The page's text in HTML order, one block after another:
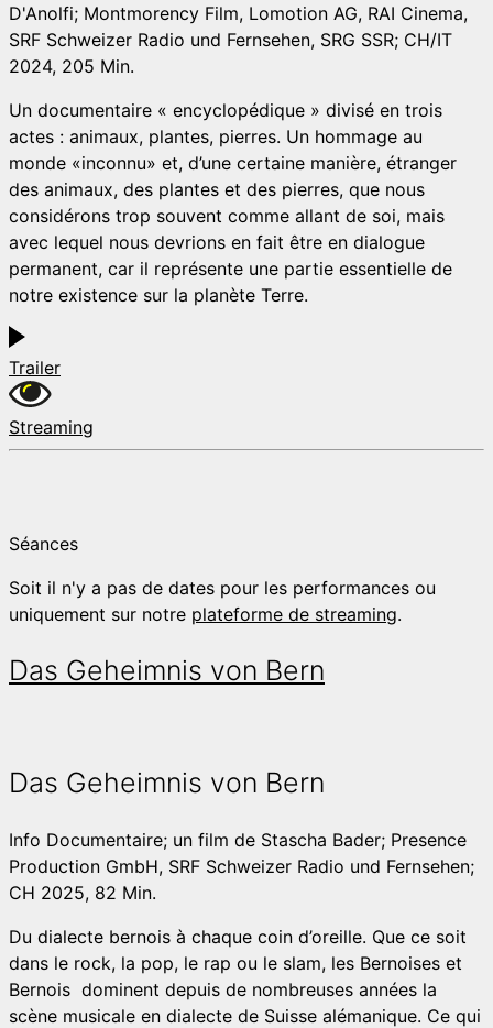
D'Anolfi; Montmorency Film, Lomotion AG, RAI Cinema,
SRF Schweizer Radio und Fernsehen, SRG SSR; CH/IT
2024, 205 Min.
Un documentaire « encyclopédique » divisé en trois
actes : animaux, plantes, pierres. Un hommage au
monde «inconnu» et, d’une certaine manière, étranger
des animaux, des plantes et des pierres, que nous
considérons trop souvent comme allant de soi, mais
avec lequel nous devrions en fait être en dialogue
permanent, car il représente une partie essentielle de
notre existence sur la planète Terre.
Trailer
Streaming
Séances
Soit il n'y a pas de dates pour les performances ou
uniquement sur notre plateforme de streaming.
Das Geheimnis von Bern
Das Geheimnis von Bern
Info Documentaire; un film de Stascha Bader; Presence
Production GmbH, SRF Schweizer Radio und Fernsehen;
CH 2025, 82 Min.
Du dialecte bernois à chaque coin d’oreille. Que ce soit
dans le rock, la pop, le rap ou le slam, les Bernoises et
Bernois dominent depuis de nombreuses années la
scène musicale en dialecte de Suisse alémanique. Ce qui